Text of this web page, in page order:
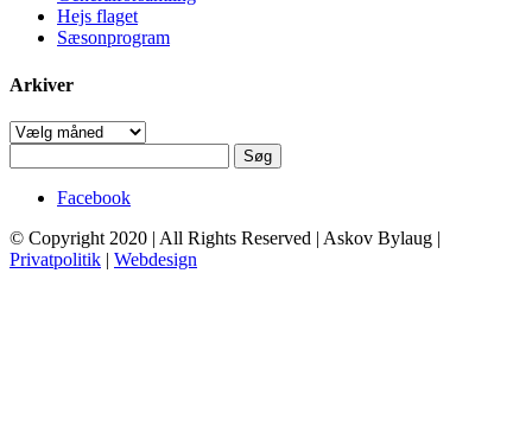
Hejs flaget
Sæsonprogram
Arkiver
Arkiver
efter:
Facebook
© Copyright 2020 | All Rights Reserved | Askov Bylaug |
Privatpolitik | Webdesign